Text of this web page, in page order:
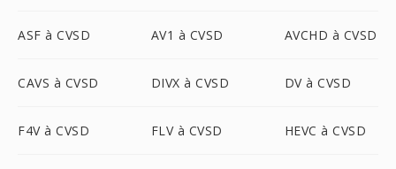
ASF à CVSD AV1 à CVSD AVCHD à CVSD
CAVS à CVSD DIVX à CVSD DV à CVSD
F4V à CVSD FLV à CVSD HEVC à CVSD